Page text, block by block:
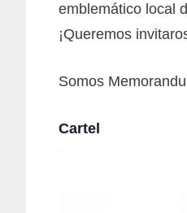
emblemático local
¡Queremos
Somos
Cartel